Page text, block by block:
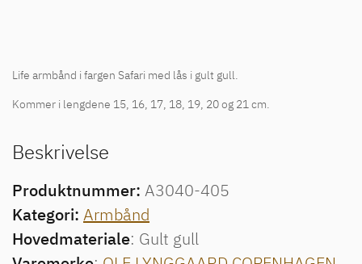
Life armbånd i fargen Safari med lås i gult gull.
Kommer i lengdene 15, 16, 17, 18, 19, 20 og 21 cm.
Beskrivelse
Produktnummer: A3040-405
Kategori: Armbånd
Hovedmateriale: Gult gull